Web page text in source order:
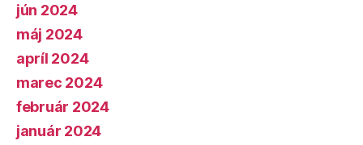
jún 2024
máj 2024
apríl 2024
marec 2024
február 2024
január 2024